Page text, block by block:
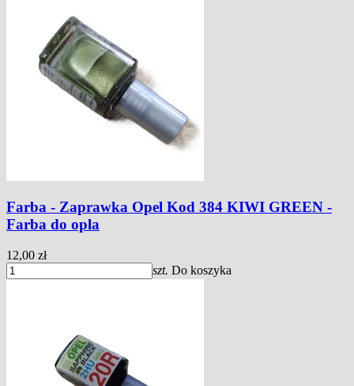
Farba - Zaprawka Opel Kod 384 KIWI GREEN -
Farba do opla
12,00 zł
szt. Do koszyka